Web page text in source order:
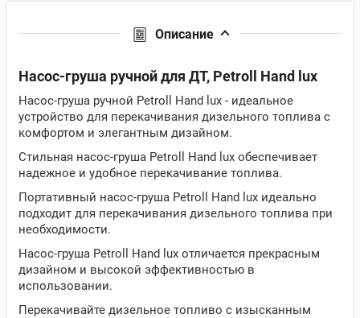
Описание
Насос-груша ручной для ДТ, Petroll Hand lux
Насос-груша ручной Petroll Hand lux - идеальное
устройство для перекачивания дизельного топлива с
комфортом и элегантным дизайном.
Стильная насос-груша Petroll Hand lux обеспечивает
надежное и удобное перекачивание топлива.
Портативный насос-груша Petroll Hand lux идеально
подходит для перекачивания дизельного топлива при
необходимости.
Насос-груша Petroll Hand lux отличается прекрасным
дизайном и высокой эффективностью в
использовании.
Перекачивайте дизельное топливо с изысканным